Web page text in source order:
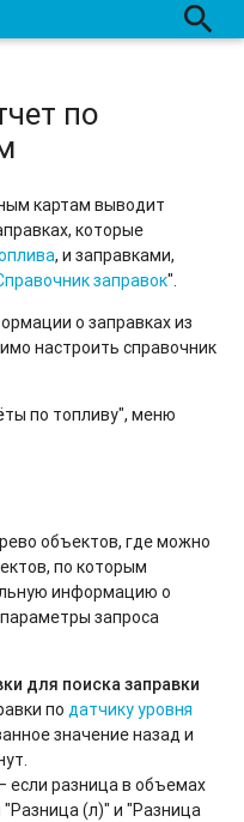
оборудования
search
по
картам выводит
которые
, и заправками,
заправок".
о заправках из
настроить справочник
по топливу", меню
объектов, где можно
по которым
информацию о
запроса
для поиска заправки
податчику уровня
значение назад и
если разница в объемах
(л)" и "Разница